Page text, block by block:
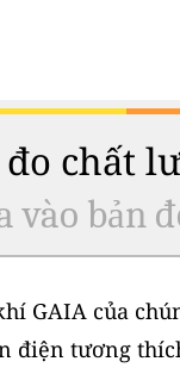
chất
vào bản
GAIA của
điện tương